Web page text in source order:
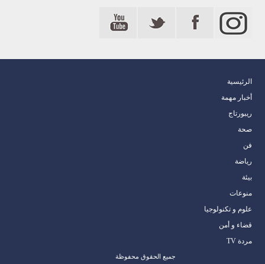
الرئيسية
أخبار مهمة
ريبورتاج
صحة
فن
رياضة
بيئة
منوعات
علوم و تكنولوجيا
قضاء و أمن
مردة TV
جميع الحقوق محفوظة